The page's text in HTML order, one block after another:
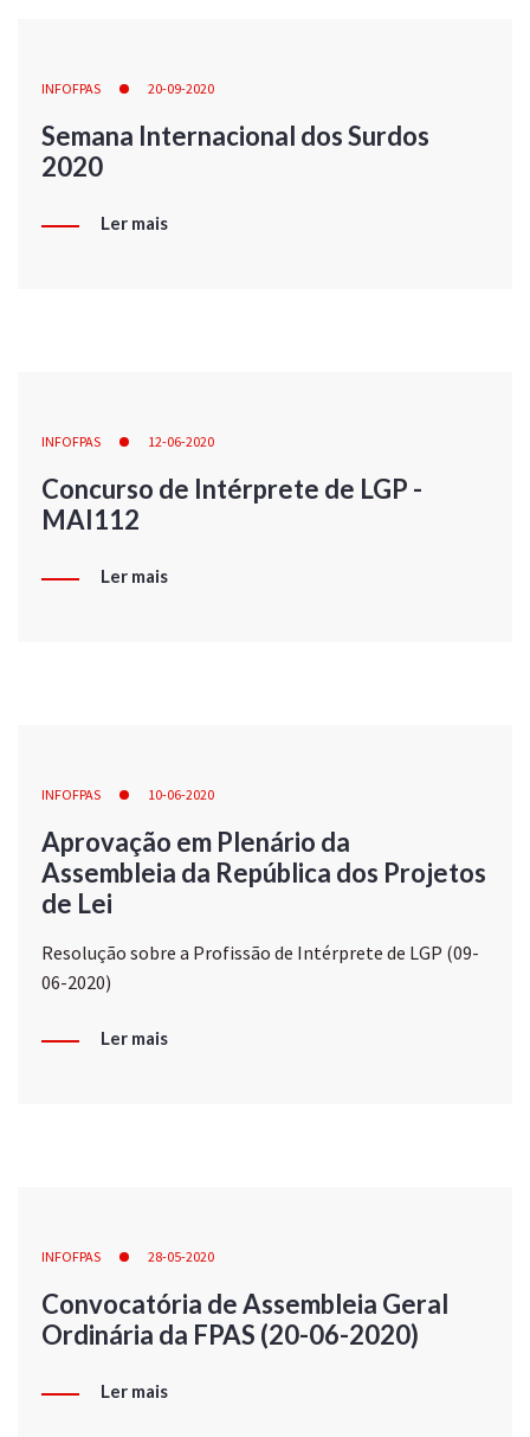
INFOFPAS 20-09-2020
Semana Internacional dos Surdos
2020
Ler mais
INFOFPAS 12-06-2020
Concurso de Intérprete de LGP -
MAI112
Ler mais
INFOFPAS 10-06-2020
Aprovação em Plenário da
Assembleia da República dos Projetos
de Lei
Resolução sobre a Profissão de Intérprete de LGP (09-
06-2020)
Ler mais
INFOFPAS 28-05-2020
Convocatória de Assembleia Geral
Ordinária da FPAS (20-06-2020)
Ler mais